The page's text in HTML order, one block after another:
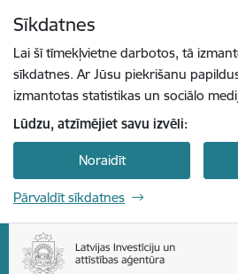
Sīkdatnes
Lai šī tīmekļvietne darbotos, tā
sīkdatnes. Ar Jūsu piekrišanu
izmantotas statistikas un sociālo
Lūdzu, atzīmējiet savu izvēli:
Noraidīt
Pārvaldīt sīkdatnes